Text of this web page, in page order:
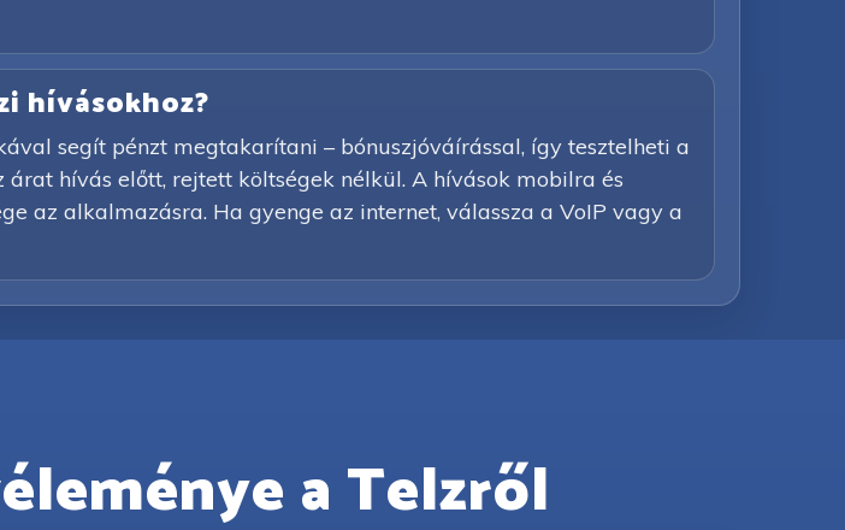
hívásokhoz?
segít pénzt megtakarítani – bónuszjóváírással, így tesztelheti a
hívás előtt, rejtett költségek nélkül. A hívások mobilra és
az alkalmazásra. Ha gyenge az internet, válassza a VoIP vagy a
a Telzről